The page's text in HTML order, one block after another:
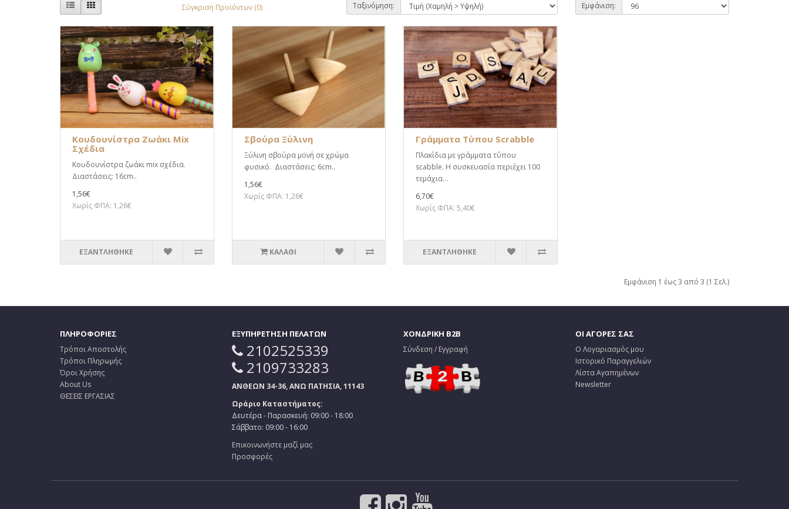
Σύγκριση Προϊόντων (0) Ταξινόμηση: Εμφάνιση:
Κουδουνίστρα Ζωάκι Mix
Σχέδια
Κουδουνίστρα ζωάκι mix σχέδια.
Διαστάσεις: 16cm..
1,56€
Χωρίς ΦΠΑ: 1,26€
ΕΞΑΝΤΛΗΘΗΚΕ
Σβούρα Ξύλινη
Ξύλινη σβούρα μονή σε χρώμα
φυσικό. Διαστάσεις: 6cm..
1,56€
Χωρίς ΦΠΑ: 1,26€
ΚΑΛΆΘΙ
Γράμματα Τύπου Scrabble
Πλακίδια με γράμματα τύπου
scabble. Η συσκευασία περιέχει 100
τεμάχια...
6,70€
Χωρίς ΦΠΑ: 5,40€
ΕΞΑΝΤΛΗΘΗΚΕ
Εμφάνιση 1 έως 3 από 3 (1 Σελ.)
ΠΛΗΡΟΦΟΡΙΕΣ
Τρόποι Αποστολής
Τρόποι Πληρωμής
Όροι Χρήσης
About Us
ΘΕΣΕΙΣ ΕΡΓΑΣΙΑΣ
ΕΞΥΠΗΡΕΤΗΣΗ ΠΕΛΑΤΩΝ
2102525339
2109733283
ΑΝΘΕΩΝ 34-36, ΑΝΩ ΠΑΤΗΣΙΑ, 11143
Ωράριο Καταστήματος:
Δευτέρα - Παρασκευή: 09:00 - 18:00
Σάββατο: 09:00 - 16:00
Επικοινωνήστε μαζί μας
Προσφορές
ΧΟΝΔΡΙΚΗ B2B
Σύνδεση / Εγγραφή
ΟΙ ΑΓΟΡΕΣ ΣΑΣ
Ο Λογαριασμός μου
Ιστορικό Παραγγελιών
Λίστα Αγαπημένων
Newsletter